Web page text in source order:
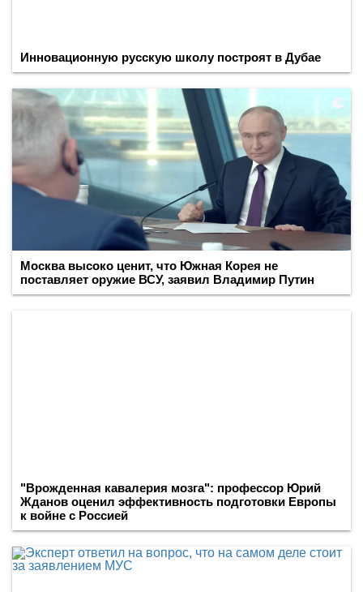
Инновационную русскую школу построят в Дубае
Москва высоко ценит, что Южная Корея не
поставляет оружие ВСУ, заявил Владимир Путин
"Врожденная кавалерия мозга": профессор Юрий
Жданов оценил эффективность подготовки Европы
к войне с Россией